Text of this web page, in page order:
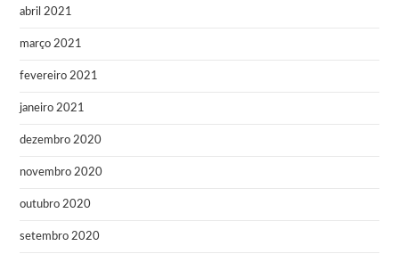
abril 2021
março 2021
fevereiro 2021
janeiro 2021
dezembro 2020
novembro 2020
outubro 2020
setembro 2020